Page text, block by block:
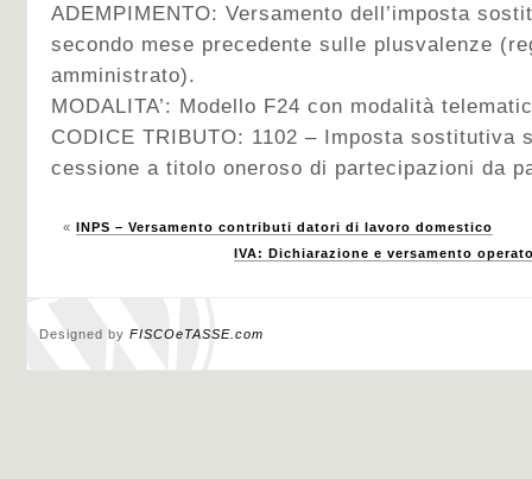
ADEMPIMENTO: Versamento dell’imposta
secondo mese precedente sulle plusvalenze
amministrato).
MODALITA’: Modello F24 con modalità
CODICE TRIBUTO: 1102 – Imposta sostitutiva
cessione a titolo oneroso di partecipazioni da
« INPS – Versamento contributi datori di lavoro domestico
IVA: Dichiarazione e versamento
Designed by FISCOeTASSE.com